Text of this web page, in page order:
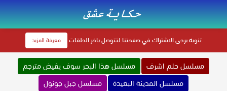
تنويهيرجى الاشتراك في صفحتنا لتتوصل باخر الحلقات معرفة المزيد
مسلسل حلم اشرف
مسلسل هذا البحر سوف يفيض مترجم
مسلسل المدينة البعيدة
مسلسل جبل جونول